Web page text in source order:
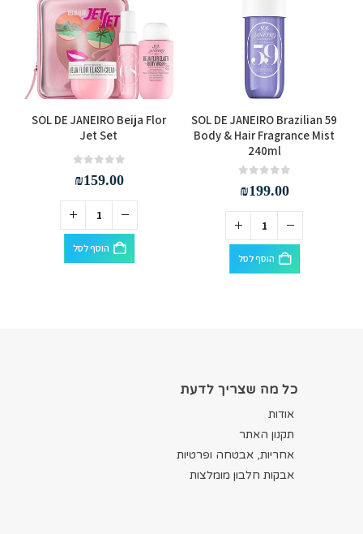
SOL DE JANEIRO Brazilian 59
Body & Hair Fragrance Mist
240ml
₪199.00
הוסף לסל
SOL DE JANEIRO Beija Flor
Jet Set
₪159.00
הוסף לסל
כל מה שצריך לדעת
אודות
תקנון האתר
אחריות, אבטחה ופרטיות
אבקות חלבון מומלצות